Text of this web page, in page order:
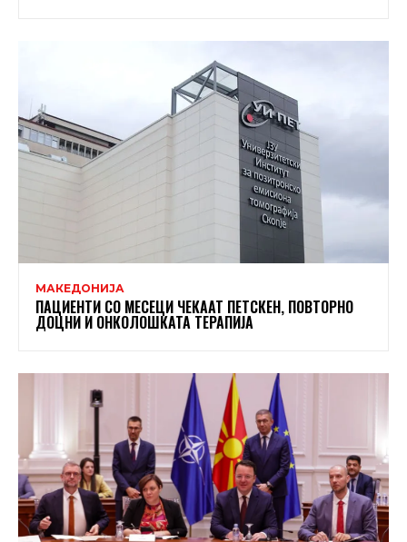
МАКЕДОНИЈА
ПАЦИЕНТИ СО МЕСЕЦИ ЧЕКААТ ПЕТСКЕН, ПОВТОРНО
ДОЦНИ И ОНКОЛОШКАТА ТЕРАПИЈА